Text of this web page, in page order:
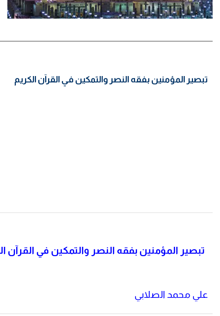
تبصير المؤمنين بفقه النصر والتمكين في القرآن الكريم
تبصير المؤمنين بفقه النصر والتمكين في القرآن
علي محمد الصلابي